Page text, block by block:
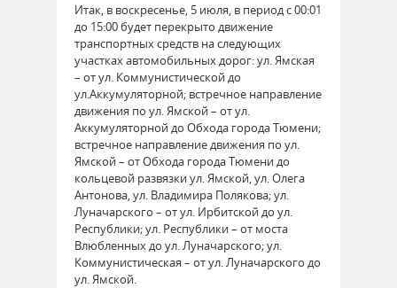
Итак, в воскресенье, 5 июля, в период с 00:01
до 15:00 будет перекрыто движение
транспортных средств на следующих
участках автомобильных дорог: ул. Ямская
– от ул. Коммунистической до
ул.Аккумуляторной; встречное направление
движения по ул. Ямской – от ул.
Аккумуляторной до Обхода города Тюмени;
встречное направление движения по ул.
Ямской – от Обхода города Тюмени до
кольцевой развязки ул. Ямской, ул. Олега
Антонова, ул. Владимира Полякова; ул.
Луначарского – от ул. Ирбитской до ул.
Республики; ул. Республики – от моста
Влюбленных до ул. Луначарского; ул.
Коммунистическая – от ул. Луначарского до
ул. Ямской.